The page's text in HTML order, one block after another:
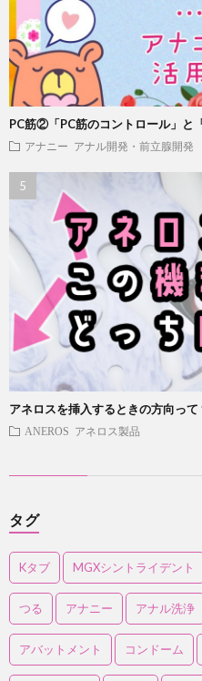
PC筋②「PC筋のコントロール」と
アナニー アナル開発・前立腺開発
アネロスを挿入するときの方向って
ANEROS アネロス製品
タグ
Kタブ MGXシントライデント
つる アナニー アナル洗浄
アバットメント コンドーム